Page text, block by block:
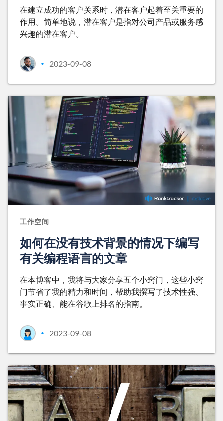
在建立成功的客户关系时，潜在客户起着至关重要的
作用。简单地说，潜在客户是指对公司产品或服务感
兴趣的潜在客户。
• 2023-09-08
工作空间
如何在没有技术背景的情况下编写
有关编程语言的文章
在本博客中，我将与大家分享五个小窍门，这些小窍
门节省了我的精力和时间，帮助我撰写了技术性强、
事实正确、能在谷歌上排名的指南。
• 2023-09-08